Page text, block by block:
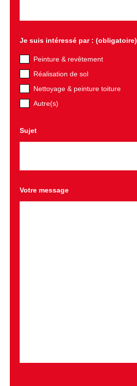
Je suis intéressé par : (obligatoire)
Peinture & revêtement
Réalisation de sol
Nettoyage & peinture toiture
Autre(s)
Sujet
Votre message